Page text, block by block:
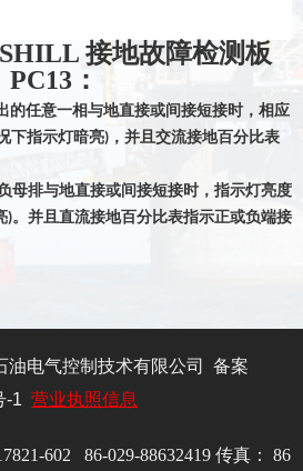
接地故障检测板
PC13：
的任意一相与地直接或间接短接时，相应
下指示灯暗亮) ，并且交流接地百分比表
母排与地直接或间接短接时，指示灯亮度
)。并且直流接地百分比表指示正或负端接
电气控制技术有限公司
备案
-1 营业执照信息
602 86-029-88632419 传真： 86